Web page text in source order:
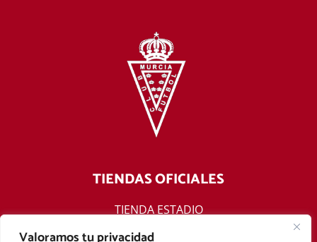
Valoramos tu privacidad
TIENDAS OFICIALES
TIENDA ESTADIO
TIENDA ONLINE